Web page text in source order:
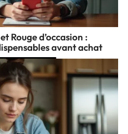
Rouge d’occasion :
avant achat